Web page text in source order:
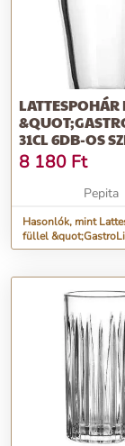
LATTESPOHÁR
31CL 6DB-OS
(1705LAT006)
8 180 Ft
Pepita
Hasonlók, mint
füllel
31cl 6db-os szett